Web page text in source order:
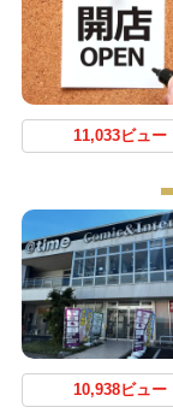
11,033ビュー
10,938ビュー